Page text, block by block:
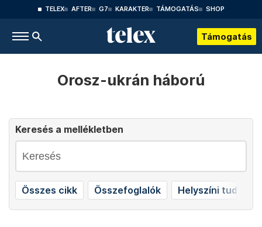
TELEX AFTER G7 KARAKTER TÁMOGATÁS SHOP
Támogatás
Orosz-ukrán háború
Keresés a mellékletben
Összes cikk Összefoglalók Helyszíni